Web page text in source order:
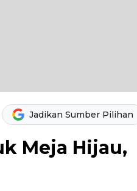
Jadikan Sumber Pilihan
Meja Hijau,